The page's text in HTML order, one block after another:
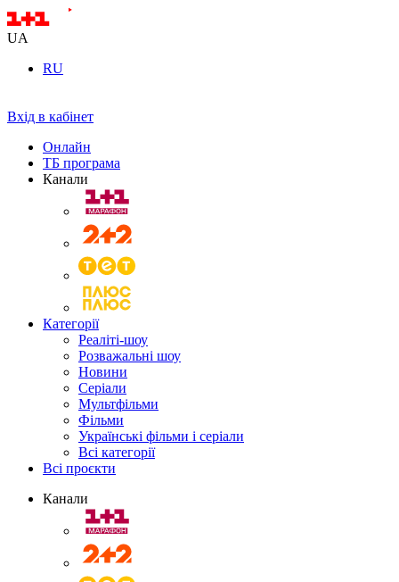
UA
RU
Вхід в кабінет
Онлайн
ТБ програма
Канали
Категорії
Реаліті-шоу
Розважальні шоу
Новини
Серіали
Мультфільми
Фільми
Українські фільми і серіали
Всі категорії
Всі проєкти
Канали